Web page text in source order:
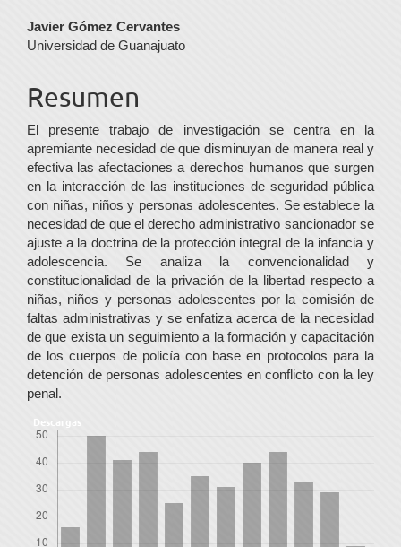
Contenido
principal
del
artículo
Javier Gómez Cervantes
Universidad de Guanajuato
Resumen
El presente trabajo de investigación se centra en la
apremiante necesidad de que disminu­yan de manera real y
efectiva las afectaciones a derechos humanos que surgen
en la interacción de las instituciones de seguridad pública
con niñas, niños y personas adolescentes. Se establece la
necesidad de que el derecho administrativo sancionador se
ajuste a la doctrina de la protección integral de la infancia y
adolescencia. Se analiza la con­vencionalidad y
constitucionalidad de la privación de la libertad res­pecto a
niñas, niños y personas ado­lescentes por la comisión de
faltas administrativas y se enfatiza acerca de la necesidad
de que exista un se­guimiento a la formación y capaci­tación
de los cuerpos de policía con base en protocolos para la
deten­ción de personas adolescentes en conflicto con la ley
penal.
Descargas